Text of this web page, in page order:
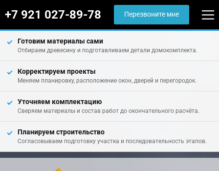
+7 921 027-89-78 Перезвоните мне
Готовим материалы сами
Отбираем древесину и подготавливаем детали домокомплекта.
Корректируем проекты
Меняем планировку, расположение окон, дверей и перегородок.
Уточняем комплектацию
Сверяем материалы и состав работ до окончательного расчёта.
Планируем строительство
Согласовываем подготовку участка и последовательность этапов.